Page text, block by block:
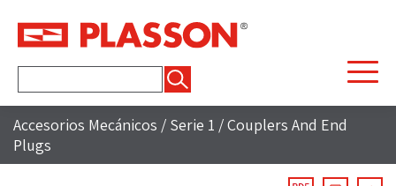
Accesorios Mecánicos / Serie 1 /Couplers And End
Plugs